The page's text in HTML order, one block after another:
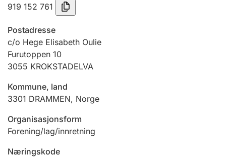
Tinglysing
Jeger
Betaling og jegeravgiftskort
Ektepaktveileder
919 152 761
Postadresse
c/o Hege Elisabeth Oulie
Furutoppen 10
3055 KROKSTADELVA
Kommune, land
3301 DRAMMEN, Norge
Organisasjonsform
Forening/lag/innretning
Næringskode